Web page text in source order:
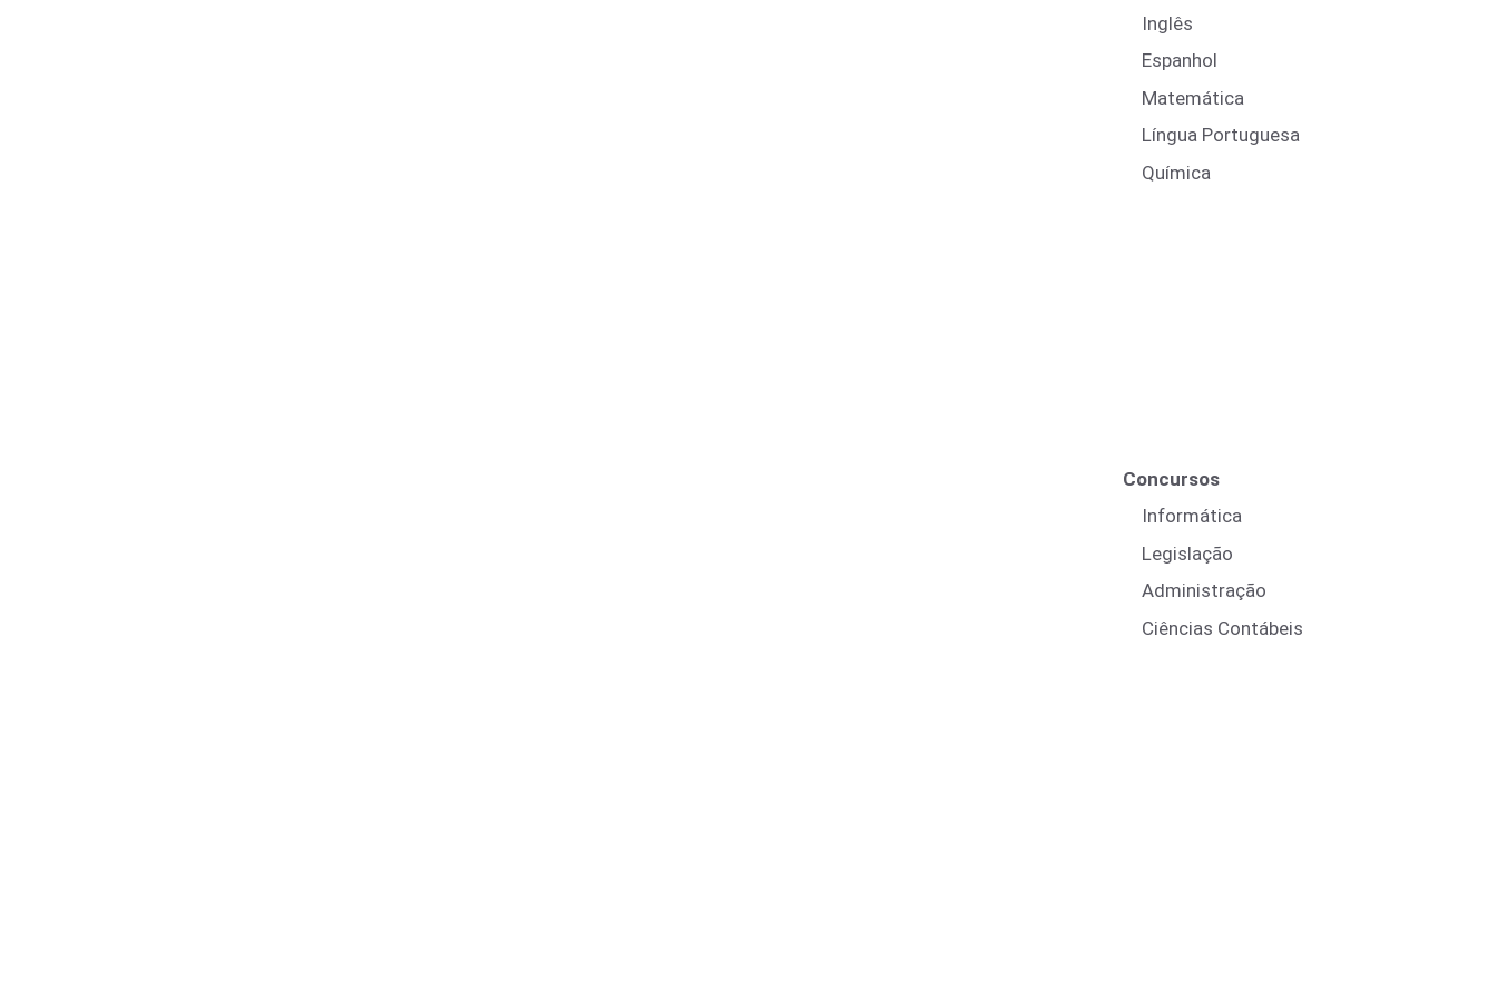
Inglês
Espanhol
Matemática
Língua Portuguesa
Química
Concursos
Informática
Legislação
Administração
Ciências Contábeis